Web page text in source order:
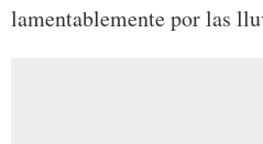
lamentablemente por las